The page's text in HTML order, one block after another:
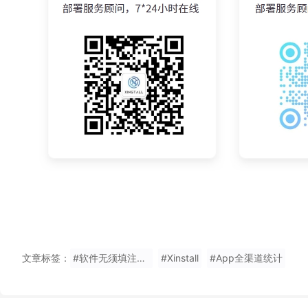
文章标签： #软件无须填注册码安装 #Xinstall #App全渠道统计